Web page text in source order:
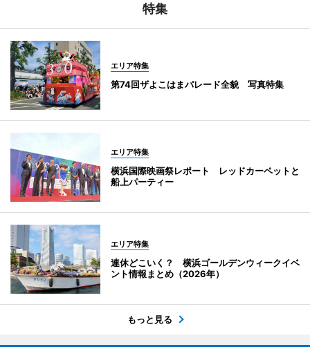
特集
エリア特集
第74回ザよこはまパレード全貌 写真特集
エリア特集
横浜国際映画祭レポート レッドカーペットと
船上パーティー
エリア特集
連休どこいく？ 横浜ゴールデンウィークイベ
ント情報まとめ（2026年）
もっと見る